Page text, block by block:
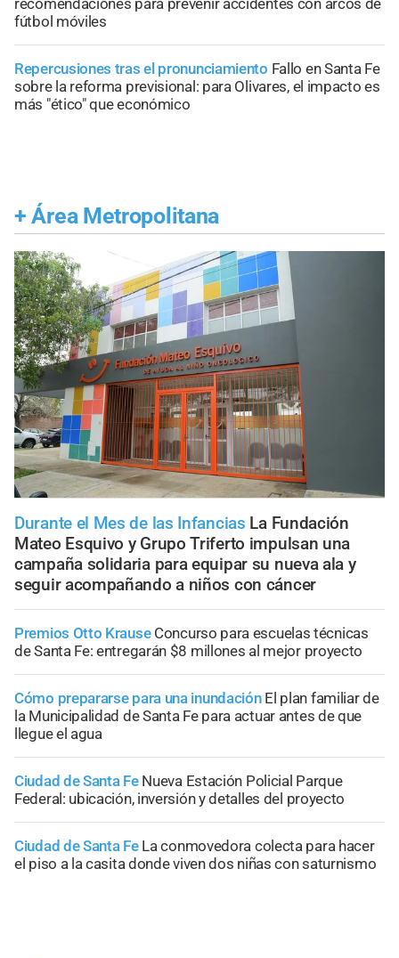
recomendaciones para prevenir accidentes con arcos de
fútbol móviles
Repercusiones tras el pronunciamiento Fallo en Santa Fe
sobre la reforma previsional: para Olivares, el impacto es
más "ético" que económico
+ Área Metropolitana
Durante el Mes de las Infancias La Fundación
Mateo Esquivo y Grupo Triferto impulsan una
campaña solidaria para equipar su nueva ala y
seguir acompañando a niños con cáncer
Premios Otto Krause Concurso para escuelas técnicas
de Santa Fe: entregarán $8 millones al mejor proyecto
Cómo prepararse para una inundación El plan familiar de
la Municipalidad de Santa Fe para actuar antes de que
llegue el agua
Ciudad de Santa Fe Nueva Estación Policial Parque
Federal: ubicación, inversión y detalles del proyecto
Ciudad de Santa Fe La conmovedora colecta para hacer
el piso a la casita donde viven dos niñas con saturnismo